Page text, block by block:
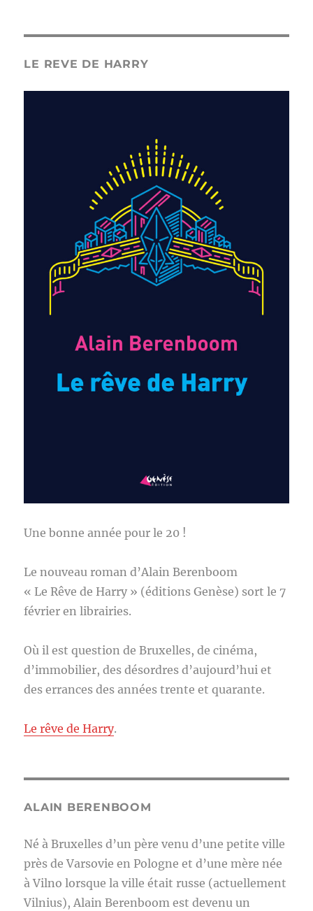
LE REVE DE HARRY
Une bonne année pour le 20 !
Le nouveau roman d’Alain Berenboom
« Le Rêve de Harry » (éditions Genèse) sort le 7
février en librairies.
Où il est question de Bruxelles, de cinéma,
d’immobilier, des désordres d’aujourd’hui et
des errances des années trente et quarante.
Le rêve de Harry.
ALAIN BERENBOOM
Né à Bruxelles d’un père venu d’une petite ville
près de Varsovie en Pologne et d’une mère née
à Vilno lorsque la ville était russe (actuellement
Vilnius), Alain Berenboom est devenu un